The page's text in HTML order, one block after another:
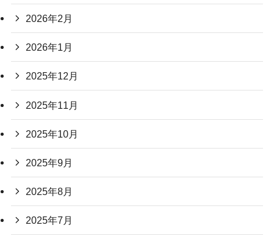
2026年2月
2026年1月
2025年12月
2025年11月
2025年10月
2025年9月
2025年8月
2025年7月